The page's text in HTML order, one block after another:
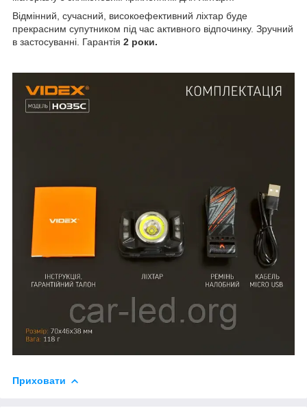
Відмінний, сучасний, високоефективний ліхтар буде
прекрасним супутником під час активного відпочинку. Зручний
в застосуванні. Гарантія 2 роки.
Приховати